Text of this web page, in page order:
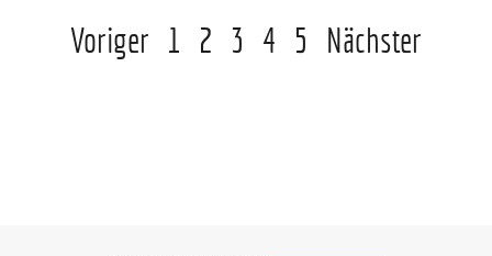
Voriger 1 2 3 4 5 Nächster